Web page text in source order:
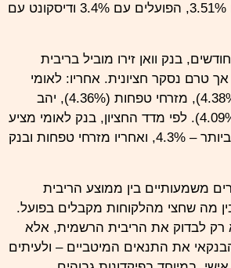
בנק לאומי מוביל עם 3.51%, הפועלים עם 3.4% ודיסקונט עם
בפיקדונות של 6–12 חודשים, בנק וואן זירו מוביל בריבית
עם 5% – אך טרם נסקר חציונית. אחריו: לאומי
(4.49%), ירושלים (4.38%), מזרחי טפחות (4.36%), יהב
(4.12%) ודיסקונט (4.09%). לפי מדד החציון, בנק לאומי מציע
את הריבית הגבוהה ביותר – 4.3%, ואחריו מזרחי טפחות ובנק
משמעותיים בין ממוצע הריבית
מה שחצי מהלקוחות מקבלים בפועל.
לבדוק את הריבית הרשמית, אלא
את התנאים המיטביים – ולעיתים